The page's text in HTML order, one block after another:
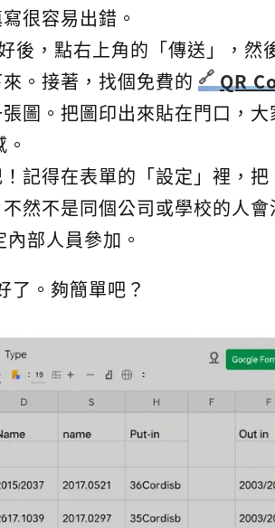
很容易出錯。
後，點右上角的「傳送」，然
。接著，找個免費的
QR
圖。把圖印出來貼在門口，
！記得在表單的「設定」裡，
然不是同個公司或學校的人會
部人員參加。
了。夠簡單吧？